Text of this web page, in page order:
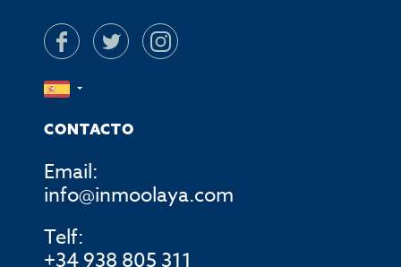
CONTACTO
Email:
info@inmoolaya.com
Telf:
+34 938 805 311